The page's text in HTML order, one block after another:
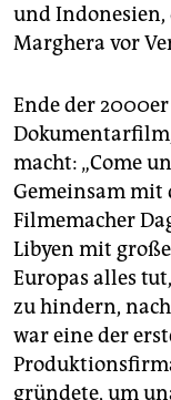
und
Marghera vor
Ende der
macht: „Come
Gemeinsam mit
Filmemacher
Libyen mit
Europas alles
zu hindern,
war eine der
gründete, um